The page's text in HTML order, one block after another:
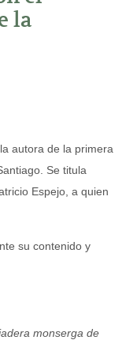
la
autora de la primera
Se titula
Espejo, a quien
su contenido y
monserga de